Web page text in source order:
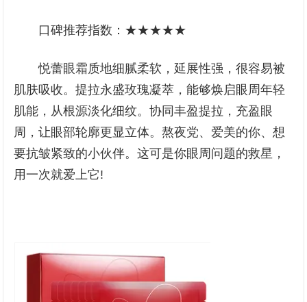
口碑推荐指数：★★★★★
悦蕾眼霜质地细腻柔软，延展性强，很容易被
肌肤吸收。提拉永盛玫瑰凝萃，能够焕启眼周年轻
肌能，从根源淡化细纹。协同丰盈提拉，充盈眼
周，让眼部轮廓更显立体。熬夜党、爱美的你、想
要抗皱紧致的小伙伴。这可是你眼周问题的救星，
用一次就爱上它!